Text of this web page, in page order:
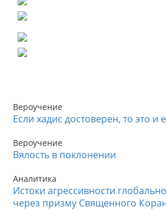
Вероучение
Если хадис достоверен, то это и
Вероучение
Вялость в поклонении
Аналитика
Истоки агрессивности
через призму Священного